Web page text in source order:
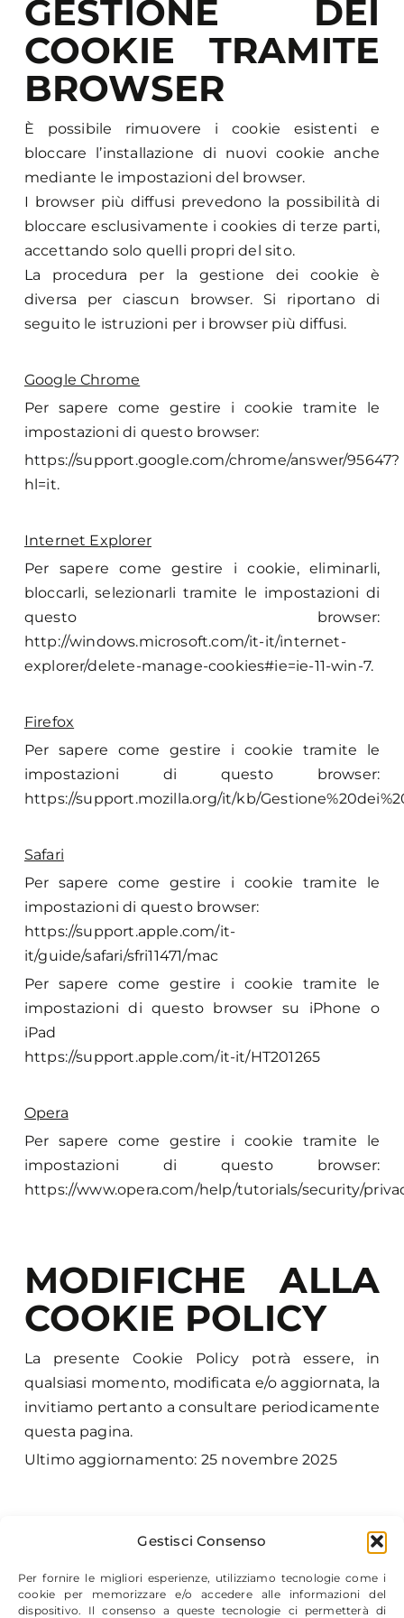
Gestisci Consenso
Per fornire le migliori esperienze, utilizziamo tecnologie come i
cookie per memorizzare e/o accedere alle informazioni del
dispositivo. Il consenso a queste tecnologie ci permetterà di
GESTIONE DEI
COOKIE TRAMITE
BROWSER
È possibile rimuovere i cookie esistenti e
bloccare l’installazione di nuovi cookie anche
mediante le impostazioni del browser.
I browser più diffusi prevedono la possibilità di
bloccare esclusivamente i cookies di terze parti,
accettando solo quelli propri del sito.
La procedura per la gestione dei cookie è
diversa per ciascun browser. Si riportano di
seguito le istruzioni per i browser più diffusi.
Google Chrome
Per sapere come gestire i cookie tramite le
impostazioni di questo browser:
https://support.google.com/chrome/answer/95647?
hl=it.
Internet Explorer
Per sapere come gestire i cookie, eliminarli,
bloccarli, selezionarli tramite le impostazioni di
questo browser:
http://windows.microsoft.com/it-it/internet-
explorer/delete-manage-cookies#ie=ie-11-win-7.
Firefox
Per sapere come gestire i cookie tramite le
impostazioni di questo browser:
https://support.mozilla.org/it/kb/
Safari
Per sapere come gestire i cookie tramite le
impostazioni di questo browser:
https://support.apple.com/it-
it/guide/safari/sfri11471/mac
Per sapere come gestire i cookie tramite le
impostazioni di questo browser su iPhone o
iPad
https://support.apple.com/it-it/HT201265
Opera
Per sapere come gestire i cookie tramite le
impostazioni di questo browser:
https://www.opera.com/help/tutorials/security/
MODIFICHE ALLA
COOKIE POLICY
La presente Cookie Policy potrà essere, in
qualsiasi momento, modificata e/o aggiornata, la
invitiamo pertanto a consultare periodicamente
questa pagina.
Ultimo aggiornamento: 25 novembre 2025